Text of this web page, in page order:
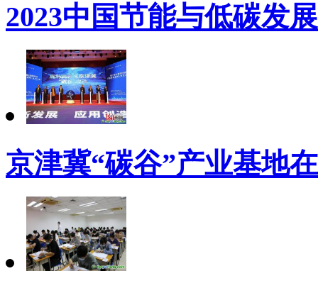
2023中国节能与低碳发
京津冀“碳谷”产业基地